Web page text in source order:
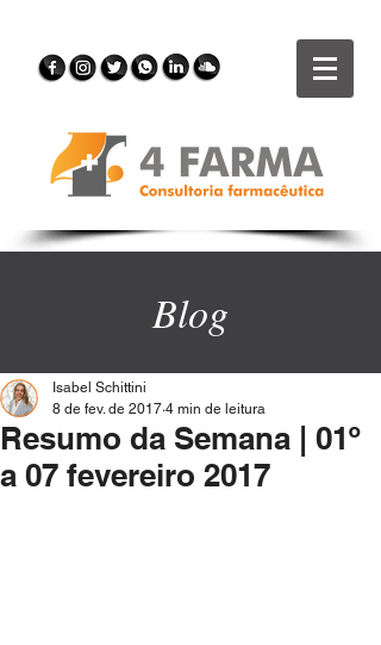
Blog
Resumo da Semana | 01º
a 07 fevereiro 2017
Isabel Schittini
8 de fev. de 2017 4 min de leitura